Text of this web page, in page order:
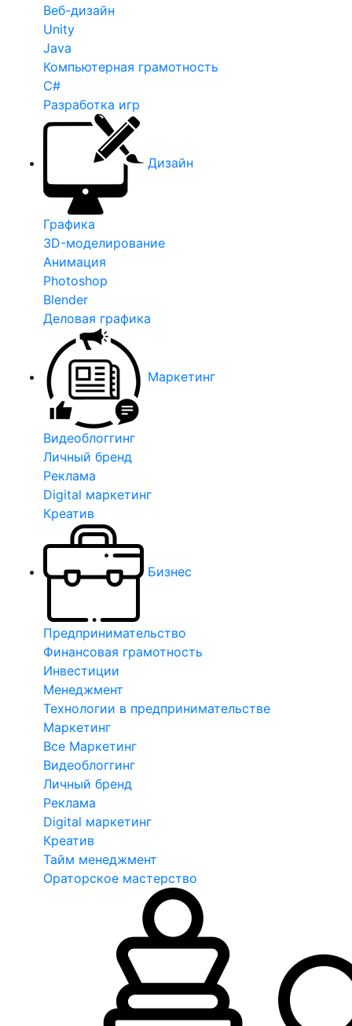
Веб-дизайн
Unity
Java
Компьютерная грамотность
C#
Разработка игр
Дизайн
Графика
3D-моделирование
Анимация
Photoshop
Blender
Деловая графика
Маркетинг
Видеоблоггинг
Личный бренд
Реклама
Digital маркетинг
Креатив
Бизнес
Предпринимательство
Финансовая грамотность
Инвестиции
Менеджмент
Технологии в предпринимательстве
Маркетинг
Все Маркетинг
Видеоблоггинг
Личный бренд
Реклама
Digital маркетинг
Креатив
Тайм менеджмент
Ораторское мастерство